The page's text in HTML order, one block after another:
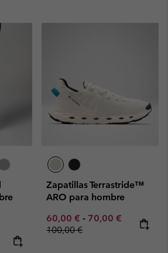
sale price:
Regular price:
Zapatillas Terrastride™
ARO para hombre
Minimum sale price:
60,00 € - Maximum sale
70,00 € Regular
100,00 €